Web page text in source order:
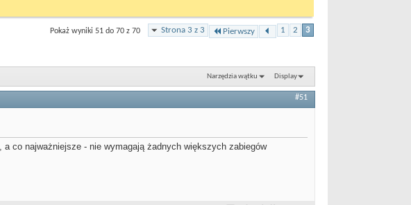
Strona 3 z 3 Pierwszy 1 2 3
Pokaż wyniki 51 do 70 z 70
Narzędzia wątku Display
#51
co najważniejsze - nie wymagają żadnych większych zabiegów